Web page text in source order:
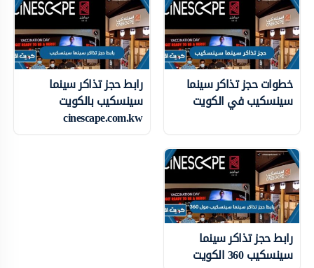
خطوات حجز تذاكر سينما
سينسكيب في الكويت
رابط حجز تذاكر سينما
سينسكيب بالكويت
cinescape.com.kw
رابط حجز تذاكر سينما
سينسكيب 360 الكويت